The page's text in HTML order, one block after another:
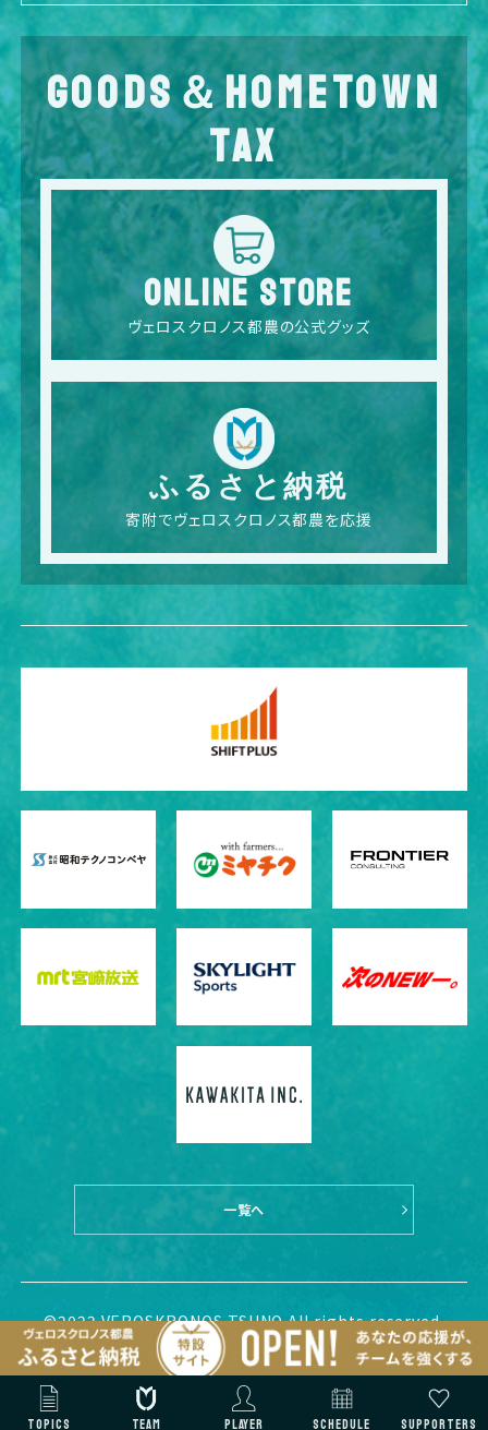
GOODS＆HOMETOWN
TAX
ONLINE STORE
ヴェロスクロノス都農の公式グッズ
ふるさと納税
寄附でヴェロスクロノス都農を応援
一覧へ
©2022 VEROSKRONOS TSUNO All rights reserved.
TOPICS TEAM PLAYER SCHEDULE SUPPORTERS